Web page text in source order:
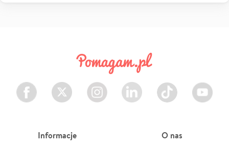
Facebook Twitter Instagram LinkedIn TikTok Youtube
Informacje O nas